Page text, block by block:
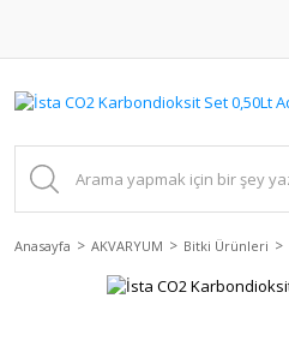
Anasayfa AKVARYUM Bitki Ürünleri